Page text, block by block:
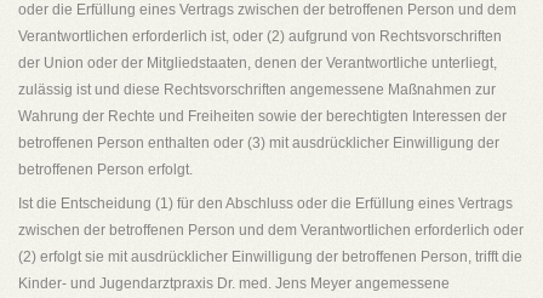
oder die Erfüllung eines Vertrags zwischen der betroffenen Person und dem
Verantwortlichen erforderlich ist, oder (2) aufgrund von Rechtsvorschriften
der Union oder der Mitgliedstaaten, denen der Verantwortliche unterliegt,
zulässig ist und diese Rechtsvorschriften angemessene Maßnahmen zur
Wahrung der Rechte und Freiheiten sowie der berechtigten Interessen der
betroffenen Person enthalten oder (3) mit ausdrücklicher Einwilligung der
betroffenen Person erfolgt.
Ist die Entscheidung (1) für den Abschluss oder die Erfüllung eines Vertrags
zwischen der betroffenen Person und dem Verantwortlichen erforderlich oder
(2) erfolgt sie mit ausdrücklicher Einwilligung der betroffenen Person, trifft die
Kinder- und Jugendarztpraxis Dr. med. Jens Meyer angemessene